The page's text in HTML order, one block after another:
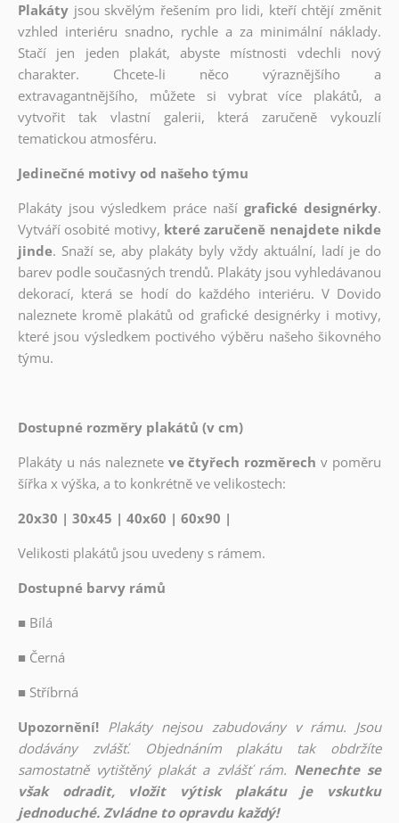
Plakáty jsou skvělým řešením pro lidi, kteří chtějí změnit
vzhled interiéru snadno, rychle a za minimální náklady.
Stačí jen jeden plakát, abyste místnosti vdechli nový
charakter. Chcete-li něco výraznějšího a
extravagantnějšího, můžete si vybrat více plakátů, a
vytvořit tak vlastní galerii, která zaručeně vykouzlí
tematickou atmosféru.
Jedinečné motivy od našeho týmu
Plakáty jsou výsledkem práce naší grafické designérky.
Vytváří osobité motivy, které zaručeně nenajdete nikde
jinde. Snaží se, aby plakáty byly vždy aktuální, ladí je do
barev podle současných trendů. Plakáty jsou vyhledávanou
dekorací, která se hodí do každého interiéru. V Dovido
naleznete kromě plakátů od grafické designérky i motivy,
které jsou výsledkem poctivého výběru našeho šikovného
týmu.
Dostupné rozměry plakátů (v cm)
Plakáty u nás naleznete ve čtyřech rozměrech v poměru
šířka x výška, a to konkrétně ve velikostech:
20x30 | 30x45 | 40x60 | 60x90 |
Velikosti plakátů jsou uvedeny s rámem.
Dostupné barvy rámů
■ Bílá
■ Černá
■ Stříbrná
Upozornění! Plakáty nejsou zabudovány v rámu. Jsou
dodávány zvlášť. Objednáním plakátu tak obdržíte
samostatně vytištěný plakát a zvlášť rám. Nenechte se
však odradit, vložit výtisk plakátu je vskutku
jednoduché. Zvládne to opravdu každý!